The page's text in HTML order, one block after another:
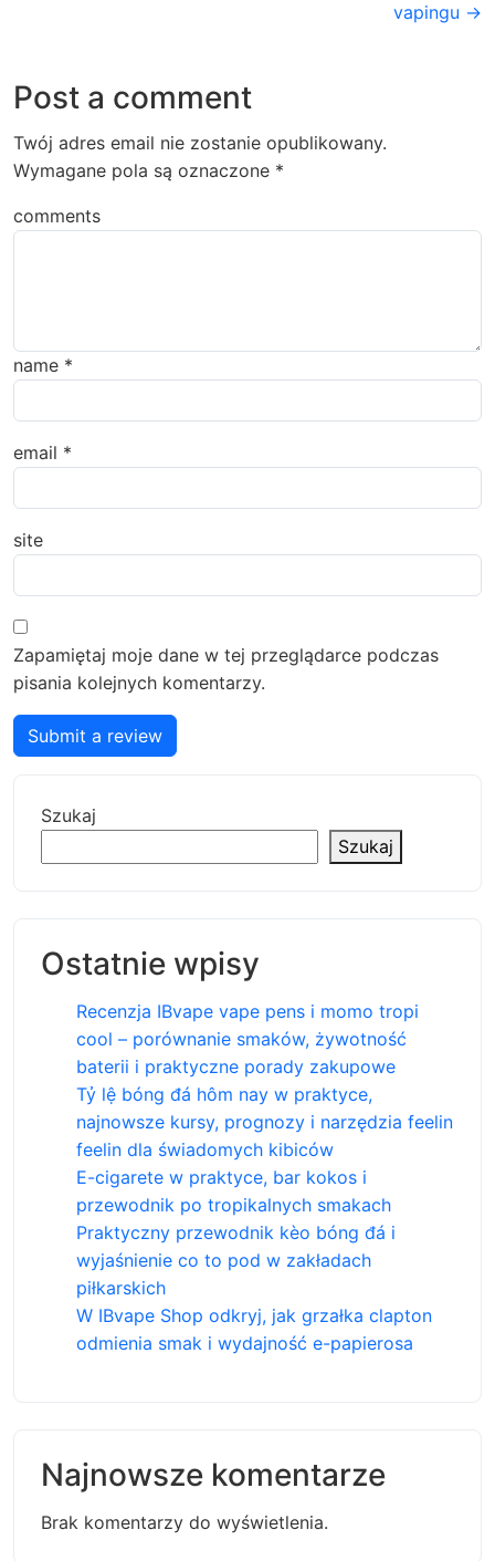
vapingu →
Post a comment
Twój adres email nie zostanie opublikowany.
Wymagane pola są oznaczone *
comments
name *
email *
site
Zapamiętaj moje dane w tej przeglądarce podczas
pisania kolejnych komentarzy.
Submit a review
Szukaj
Szukaj
Ostatnie wpisy
Recenzja IBvape vape pens i momo tropi
cool – porównanie smaków, żywotność
baterii i praktyczne porady zakupowe
Tỷ lệ bóng đá hôm nay w praktyce,
najnowsze kursy, prognozy i narzędzia feelin
feelin dla świadomych kibiców
E-cigarete w praktyce, bar kokos i
przewodnik po tropikalnych smakach
Praktyczny przewodnik kèo bóng đá i
wyjaśnienie co to pod w zakładach
piłkarskich
W IBvape Shop odkryj, jak grzałka clapton
odmienia smak i wydajność e-papierosa
Najnowsze komentarze
Brak komentarzy do wyświetlenia.